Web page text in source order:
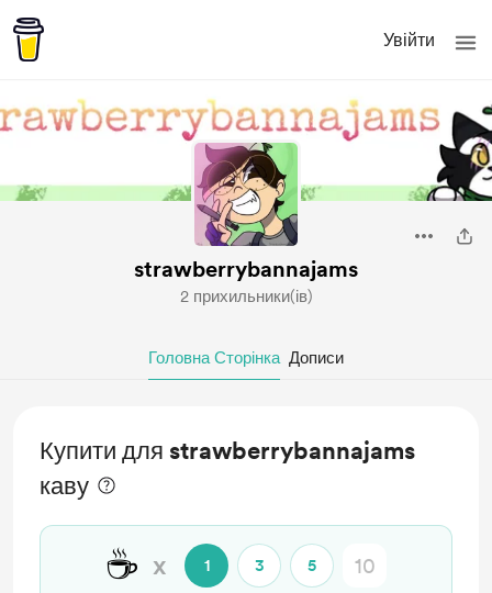
Увійти
strawberrybannajams
2 прихильники(ів)
Головна Сторінка Дописи
Купити для strawberrybannajams
каву
☕ x 1 3 5